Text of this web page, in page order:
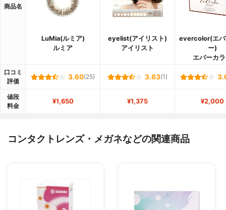
商品名
LuMia(ルミア)
ルミア
eyelist(アイリスト)
アイリスト
evercolor(エバ
ー)
エバーカ
口コミ
評価
3.60(25) 3.63(1)
値段
料金
¥1,650 ¥1,375 ¥2,000
コンタクトレンズ・メガネなどの関連商品